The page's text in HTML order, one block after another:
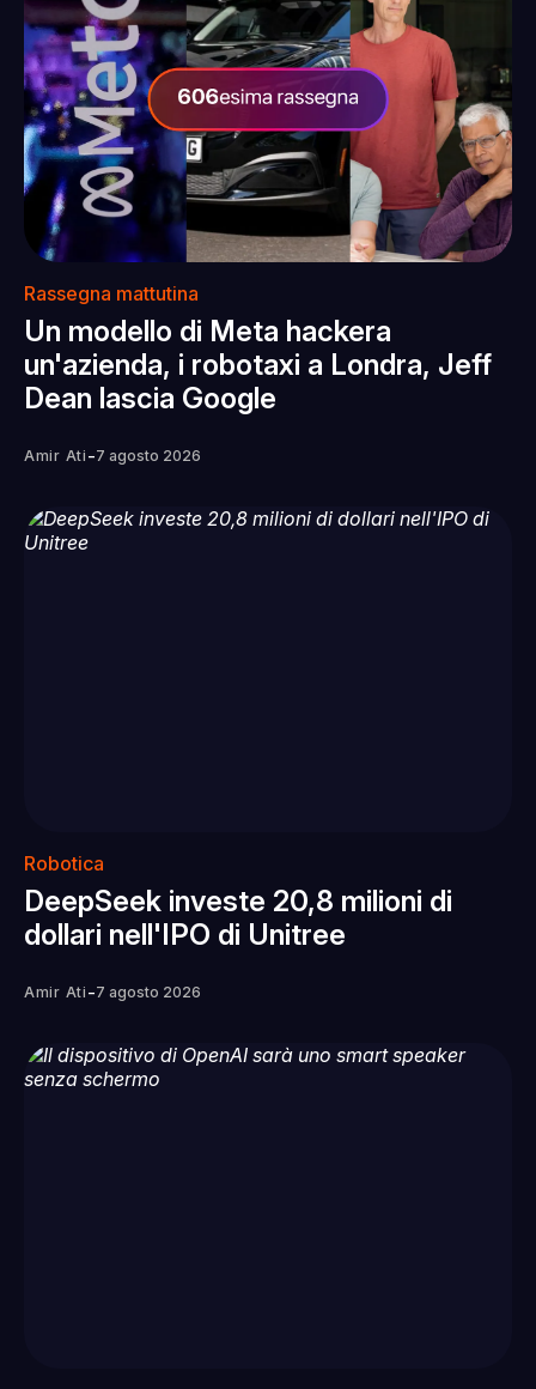
Rassegna mattutina
Un modello di Meta hackera
un'azienda, i robotaxi a Londra, Jeff
Dean lascia Google
Amir Ati -7 agosto 2026
Robotica
DeepSeek investe 20,8 milioni di
dollari nell'IPO di Unitree
Amir Ati -7 agosto 2026